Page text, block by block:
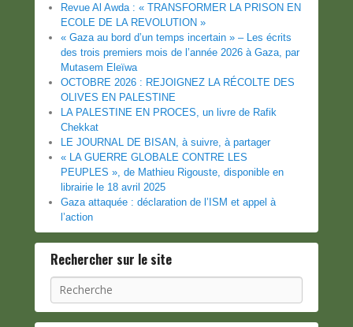
Revue Al Awda : « TRANSFORMER LA PRISON EN
ECOLE DE LA REVOLUTION »
« Gaza au bord d’un temps incertain » – Les écrits
des trois premiers mois de l’année 2026 à Gaza, par
Mutasem Eleïwa
OCTOBRE 2026 : REJOIGNEZ LA RÉCOLTE DES
OLIVES EN PALESTINE
LA PALESTINE EN PROCES, un livre de Rafik
Chekkat
LE JOURNAL DE BISAN, à suivre, à partager
« LA GUERRE GLOBALE CONTRE LES
PEUPLES », de Mathieu Rigouste, disponible en
librairie le 18 avril 2025
Gaza attaquée : déclaration de l’ISM et appel à
l’action
Rechercher sur le site
Recherche